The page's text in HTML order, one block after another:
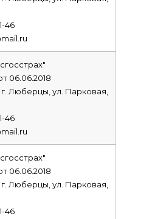
46
06.06.2018
Люберцы, ул. Парковая,
46
06.06.2018
Люберцы, ул. Парковая,
46